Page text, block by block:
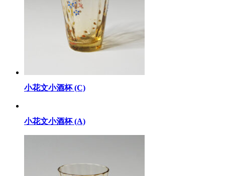
小花文小酒杯 (C)
小花文小酒杯 (A)